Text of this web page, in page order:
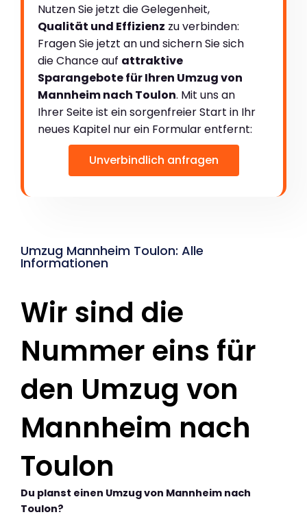
Nutzen Sie jetzt die Gelegenheit,
Qualität und Effizienz zu verbinden:
Fragen Sie jetzt an und sichern Sie sich
die Chance auf attraktive
Sparangebote für Ihren Umzug von
Mannheim nach Toulon. Mit uns an
Ihrer Seite ist ein sorgenfreier Start in Ihr
neues Kapitel nur ein Formular entfernt:
Unverbindlich anfragen
Umzug Mannheim Toulon: Alle
Informationen
Wir sind die
Nummer eins für
den Umzug von
Mannheim nach
Toulon
Du planst einen Umzug von Mannheim nach
Toulon?